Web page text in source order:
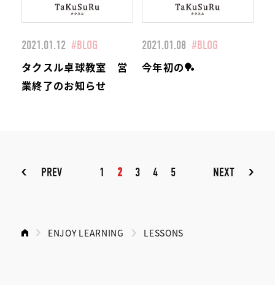
2021.01.12 #BLOG
タクスル卓球教室 営
業終了のお知らせ
2021.01.08 #BLOG
今年初の🏓
PREV 1 2 3 4 5 NEXT
ENJOY LEARNING LESSONS